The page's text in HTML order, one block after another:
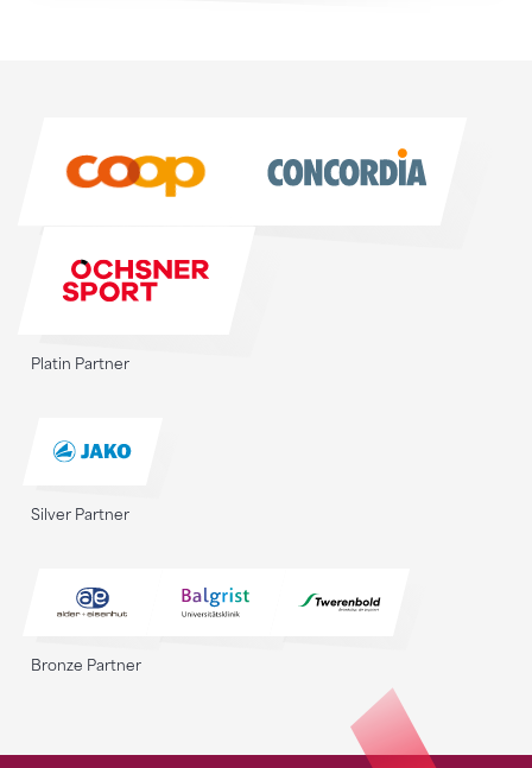
Platin Partner
Silver Partner
Bronze Partner